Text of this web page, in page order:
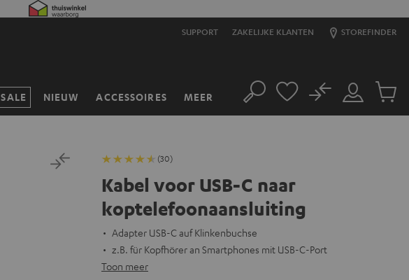
SUPPORT ZAKELIJKE KLANTEN STOREFINDER
SALE NIEUW ACCESSOIRES MEER Zoeken
Mijn
account
No
(30)
Kabel voor USB-C naar
koptelefoonaansluiting
Adapter USB-C auf Klinkenbuchse
z.B. für Kopfhörer an Smartphones mit USB-C-Port
Toon meer